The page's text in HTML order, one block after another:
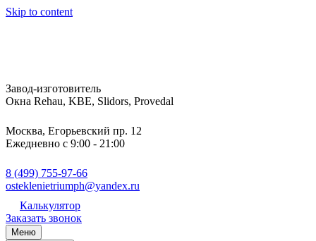
Skip to content
Завод-изготовитель
Окна Rehau, KBE, Slidors, Provedal
Москва, Егорьевский пр. 12
Ежедневно с 9:00 - 21:00
8 (499) 755-97-66
osteklenietriumph@yandex.ru
Калькулятор
Заказать звонок
Меню